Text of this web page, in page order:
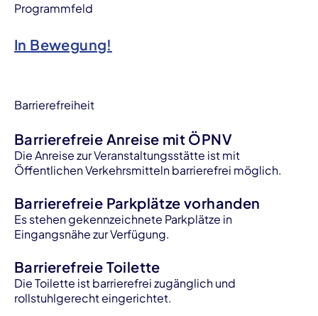
Programmfeld
In Bewegung!
Barrierefreiheit
Barrierefreie Anreise mit ÖPNV
Die Anreise zur Veranstaltungsstätte ist mit
Öffentlichen Verkehrsmitteln barrierefrei möglich.
Barrierefreie Parkplätze vorhanden
Es stehen gekennzeichnete Parkplätze in
Eingangsnähe zur Verfügung.
Barrierefreie Toilette
Die Toilette ist barrierefrei zugänglich und
rollstuhlgerecht eingerichtet.